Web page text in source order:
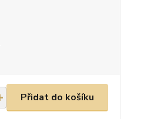
Přidat do košíku